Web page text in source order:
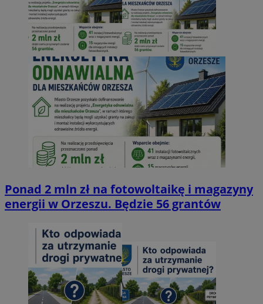
Ponad 2 mln zł na fotowoltaikę i magazyny
energii w Orzeszu. Będzie 56 grantów